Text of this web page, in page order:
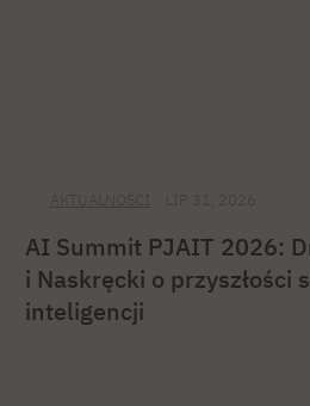
AI Summit PJAIT 2026:
i Naskręcki o przyszłości
inteligencji